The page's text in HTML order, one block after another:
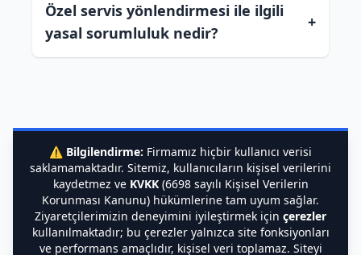
Özel servis yönlendirmesi ile ilgili
yasal sorumluluk nedir?
+
⚠️ Bilgilendirme: Firmamız hiçbir kullanıcı verisi
saklamamaktadır. Sitemiz, kullanıcıların kişisel verilerini
kaydetmez ve KVKK(6698 sayılı Kişisel Verilerin
Korunması Kanunu) hükümlerine tam uyum sağlar.
Ziyaretçilerimizin deneyimini iyileştirmek için çerezler
kullanılmaktadır; bu çerezler yalnızca site fonksiyonları
ve performans amaçlıdır, kişisel veri toplamaz. Siteyi